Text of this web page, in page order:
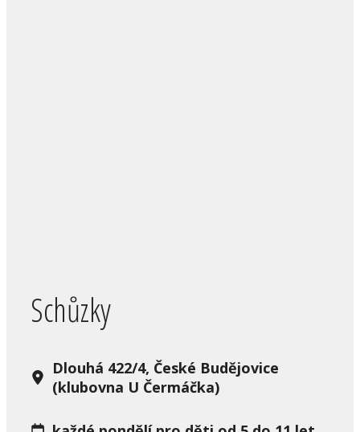
Schůzky
Dlouhá 422/4, České Budějovice
(klubovna U Čermáčka)